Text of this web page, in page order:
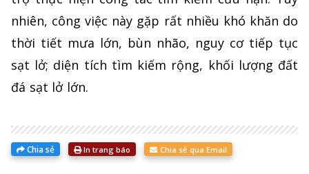
nhiên, công việc này gặp rất nhiều khó khăn do
thời tiết mưa lớn, bùn nhão, nguy cơ tiếp tục
sạt lở; diện tích tìm kiếm rộng, khối lượng đất
đá sạt lở lớn.
Chia sẻ In trang báo Chia sẻ qua Email